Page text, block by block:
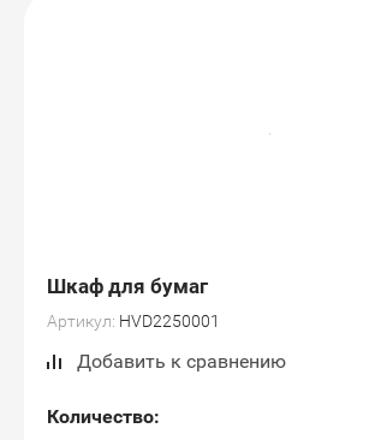
Шкаф для бумаг
Артикул: HVD2250001
Добавить к сравнению
Количество: